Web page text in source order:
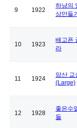
9 1922
하냥의
상만들기
10 1923
배고픈
라
11 1924
암산 교
(Large)
12 1928
좋은수
들